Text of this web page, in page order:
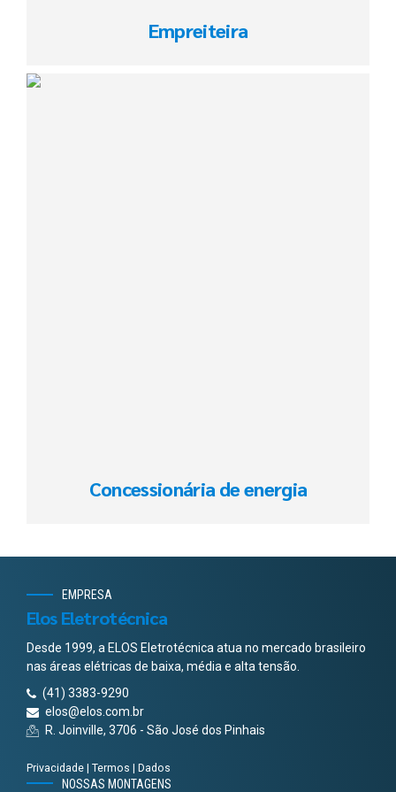
Empreiteira
Concessionária de energia
EMPRESA
Elos Eletrotécnica
Desde 1999, a ELOS Eletrotécnica atua no mercado brasileiro
nas áreas elétricas de baixa, média e alta tensão.
(41) 3383-9290
elos@elos.com.br
R. Joinville, 3706 - São José dos Pinhais
Privacidade | Termos | Dados
NOSSAS MONTAGENS